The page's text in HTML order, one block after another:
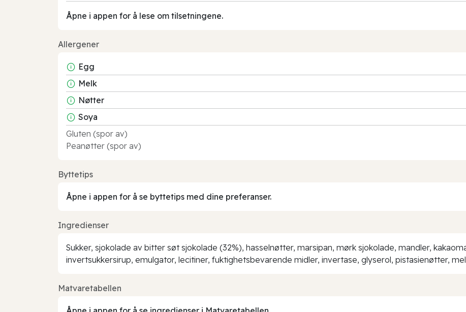
Åpne i appen for å lese om tilsetningene.
Allergener
Egg
Melk
Nøtter
Soya
Gluten (spor av)
Peanøtter (spor av)
Byttetips
Åpne i appen for å se byttetips med dine preferanser.
Ingredienser
Sukker, sjokolade av bitter søt sjokolade (32%), hasselnøtter, marsipan, mørk sjokolade, mandler,
invertsukkersirup, emulgator, lecitiner, fuktighetsbevarende midler, invertase, glyserol, pistasienøtter,
Matvaretabellen